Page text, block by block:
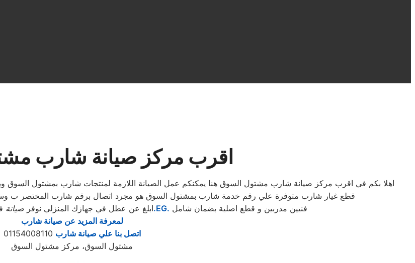
اقرب مركز صيانة شارب
اهلا بكم في اقرب مركز صيانة شارب مشتول السوق هنا يمكنكم عمل الصيانة اللازمة لمنتجات شارب بمشتول
قطع غيار شارب متوفرة علي رقم خدمة شارب بمشتول السوق هو مجرد اتصال برقم شارب المختصر ب
ابلغ عن عطل في جهازك المنزلي نوفر صيانة .EG. فنيين مدربين و قطع اصلية بضمان شامل
لمعرفة المزيد عن صيانة شارب
اتصل بنا علي صيانة شارب
مشتول السوق، مركز مشتول السوق